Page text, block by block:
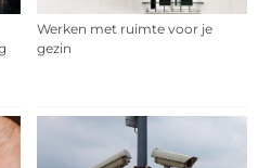
Werken met ruimte voor je
gezin